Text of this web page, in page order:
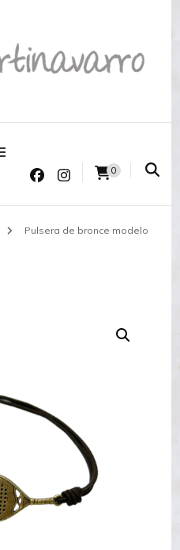
Martinavarro
0
Pulsera de bronce modelo